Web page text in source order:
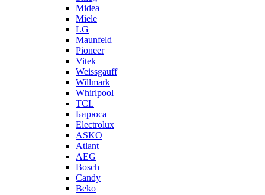
Midea
Miele
LG
Maunfeld
Pioneer
Vitek
Weissgauff
Willmark
Whirlpool
TCL
Бирюса
Electrolux
ASKO
Atlant
AEG
Bosch
Candy
Beko